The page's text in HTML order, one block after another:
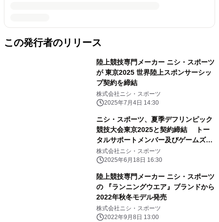
この発行者のリリース
陸上競技専門メーカー ニシ・スポーツ
が 東京2025 世界陸上スポンサーシッ
プ契約を締結
株式会社ニシ・スポーツ
2025年7月4日 14:30
ニシ・スポーツ、夏季デフリンピック
競技大会東京2025と契約締結 トー
タルサポートメンバー及びゲームズサ
ポートメンバー(陸上)
株式会社ニシ・スポーツ
2025年6月18日 16:30
陸上競技専門メーカー ニシ・スポーツ
の 『ランニングウエア』ブランドから
2022年秋冬モデル発売
株式会社ニシ・スポーツ
2022年9月8日 13:00